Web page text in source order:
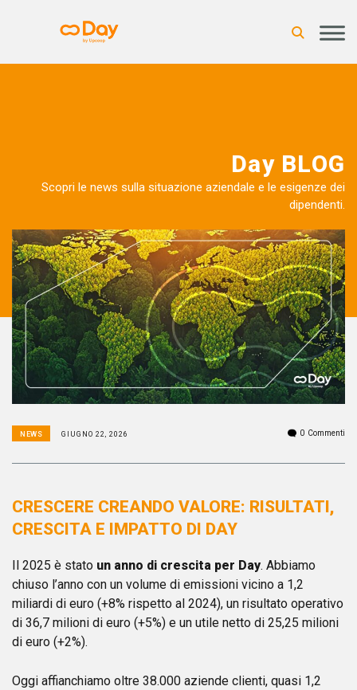
Day BLOG
Scopri le news sulla situazione aziendale e le esigenze dei
dipendenti.
NEWS GIUGNO 22, 2026 0 Commenti
CRESCERE CREANDO VALORE: RISULTATI,
CRESCITA E IMPATTO DI DAY
Il 2025 è stato un anno di crescita per Day. Abbiamo
chiuso l’anno con un volume di emissioni vicino a 1,2
miliardi di euro (+8% rispetto al 2024), un risultato operativo
di 36,7 milioni di euro (+5%) e un utile netto di 25,25 milioni
di euro (+2%).
Oggi affianchiamo oltre 38.000 aziende clienti, quasi 1,2